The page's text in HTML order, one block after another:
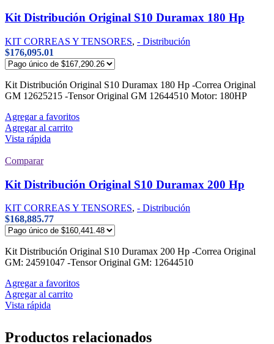
Kit Distribución Original S10 Duramax 180 Hp
KIT CORREAS Y TENSORES, - Distribución
$176,095.01
Kit Distribución Original S10 Duramax 180 Hp -Correa Original
GM 12625215 -Tensor Original GM 12644510 Motor: 180HP
Agregar a favoritos
Agregar al carrito
Vista rápida
Comparar
Kit Distribución Original S10 Duramax 200 Hp
KIT CORREAS Y TENSORES, - Distribución
$168,885.77
Kit Distribución Original S10 Duramax 200 Hp -Correa Original
GM: 24591047 -Tensor Original GM: 12644510
Agregar a favoritos
Agregar al carrito
Vista rápida
Productos relacionados